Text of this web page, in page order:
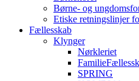
Børne- og
Etiske retningslinjer
Fællesskab
Klynger
Nørkleriet
SPRING